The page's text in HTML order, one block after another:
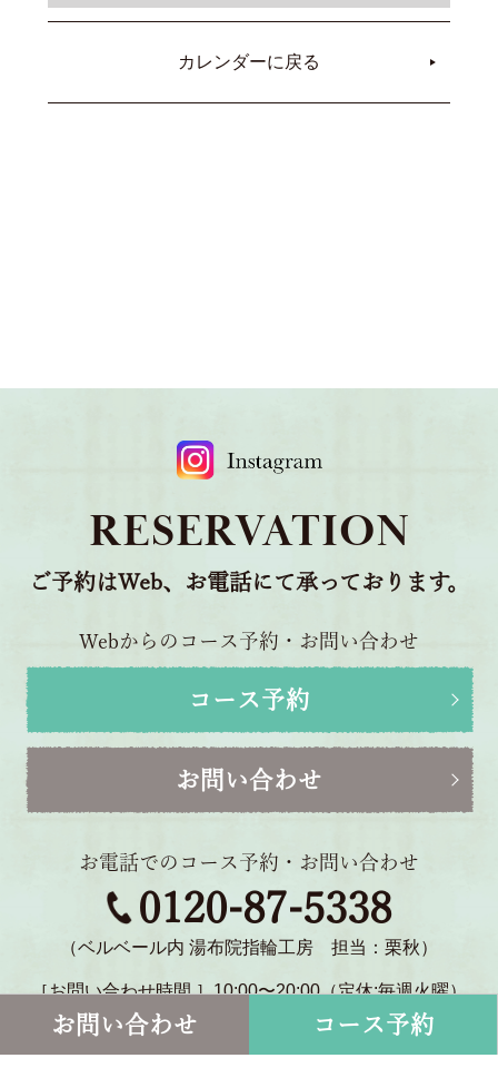
カレンダーに戻る
RESERVATION
ご予約はWeb、お電話にて承っております。
Webからのコース予約・お問い合わせ
コース予約
お問い合わせ
お電話でのコース予約・お問い合わせ
0120-87-5338
（ベルベール内 湯布院指輪工房 担当：栗秋）
［お問い合わせ時間 ］10:00〜20:00（定休:毎週火曜）
〒879-5114 大分県由布市湯布院町川北1770-2
お問い合わせ コース予約